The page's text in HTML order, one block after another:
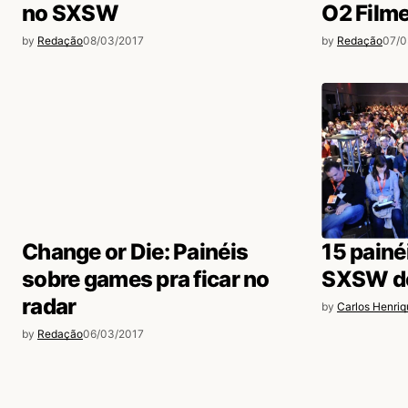
Acesse para responder
10/03/2017 às 8:27
Acesse para responder
Diogo Dos Reis Ruiz 10/03/2017 às 9:33 PM
Boa braza!! Amanhãto em
no SXSW
by Redação08/03/2017
O2
by Redação07/
Change or Die: Painéis
sobre games pra ficar no
radar
by Redação06/03/2017
15
SXSW
by Carlos